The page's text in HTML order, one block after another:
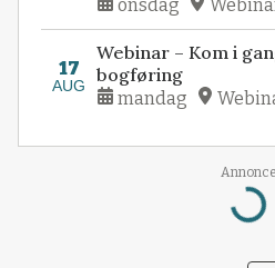
onsdag
17
AUG
Webinar – Kom i
bogføring
mandag
Annonce
Loading...